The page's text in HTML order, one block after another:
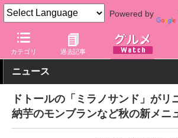
Powered by
カテゴリ 過去記事
グルメ Watch 店舗 カフェ ドトール
ニュース
ドトールの「ミラノサンド」がリ
納芋のモンブランなど秋の新メニ